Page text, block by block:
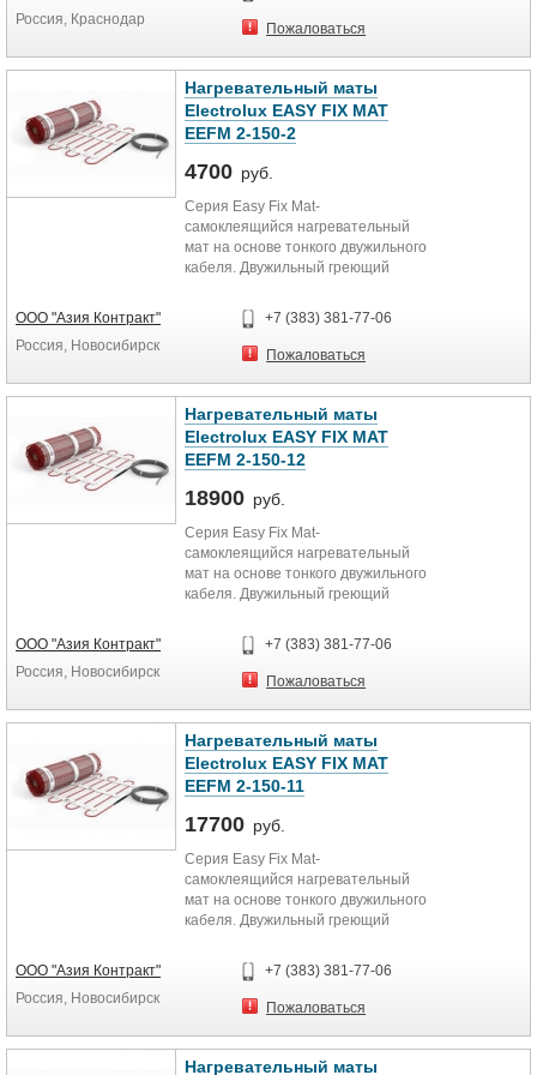
Площадь обогрева (при удельной
мощности 350 Вт/м.кв) 2,4 м2
Площадь обогрева (при удельной
мощности 400 Вт/м.кв) 2,1 м2
Площадь обогрева (при удельной
мощности 450 Вт/м.кв) 1,9
Россия, Краснодар
Пожаловаться
Нагревательный маты
Electrolux EASY FIX MAT
EEFM 2-150-2
4700 руб.
Серия Easy Fix Mat-
самоклеящийся нагревательный
мат на основе тонкого двужильного
кабеля. Двужильный греющий
текстильную сетку, пропитанную
специальным клеящим составом,
которая надежно фиксирует мат на
плиточным клеем. Рекомендуется
для установки в плиточный клей
«без стяжки»
ООО "Азия Контракт"
Россия, Новосибирск
+7 (383) 381-77-06
Пожаловаться
Нагревательный маты
Electrolux EASY FIX MAT
EEFM 2-150-12
18900 руб.
Серия Easy Fix Mat-
самоклеящийся нагревательный
мат на основе тонкого двужильного
кабеля. Двужильный греющий
текстильную сетку, пропитанную
специальным клеящим составом,
которая надежно фиксирует мат на
плиточным клеем. Рекомендуется
для установки в плиточный клей
«без стяжки».
ООО "Азия Контракт"
Россия, Новосибирск
+7 (383) 381-77-06
Пожаловаться
Нагревательный маты
Electrolux EASY FIX MAT
EEFM 2-150-11
17700 руб.
Серия Easy Fix Mat-
самоклеящийся нагревательный
мат на основе тонкого двужильного
кабеля. Двужильный греющий
текстильную сетку, пропитанную
специальным клеящим составом,
которая надежно фиксирует мат на
плиточным клеем. Рекомендуется
ООО "Азия Контракт"
Россия, Новосибирск
+7 (383) 381-77-06
Пожаловаться
Нагревательный маты